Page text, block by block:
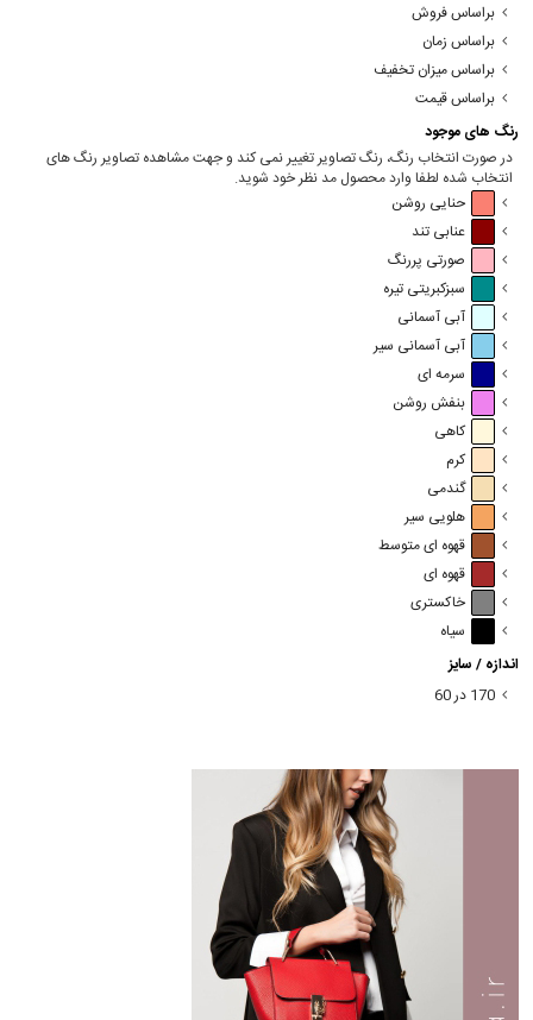
براساس فروش
براساس زمان
براساس میزان تخفیف
براساس قیمت
رنگ های موجود
در صورت انتخاب رنگ، رنگ تصاویر تغییر نمی کند و جهت مشاهده تصاویر رنگ های
انتخاب شده لطفا وارد محصول مد نظر خود شوید.
حنایی روشن
عنابی تند
صورتی پررنگ
سبزکبریتی تیره
آبی آسمانی
آبی آسمانی سیر
سرمه ای
بنفش روشن
کاهی
کرم
گندمی
هلویی سیر
قهوه ای متوسط
قهوه ای
خاکستری
سیاه
اندازه / سایز
170 در 60